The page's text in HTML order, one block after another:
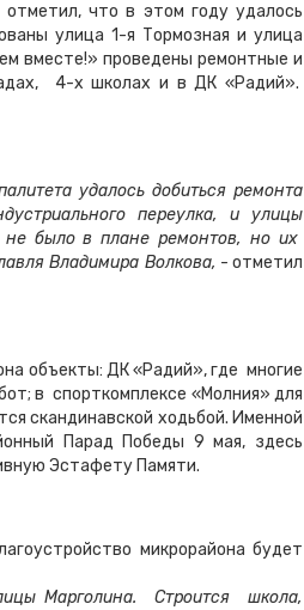
отметил, что в этом году удалось
улица 1-я Тормозная и улица
вместе!» проведены ремонтные и
4-х школах и в ДК «Радий».
удалось добиться ремонта
переулка, и улицы
не было в плане ремонтов, но их
Владимира Волкова, - отметил
объекты: ДК «Радий», где многие
в спорткомплексе «Молния» для
скандинавской ходьбой. Именной
Парад Победы 9 мая, здесь
Эстафету Памяти.
микрорайона будет
Марголина. Строится школа,